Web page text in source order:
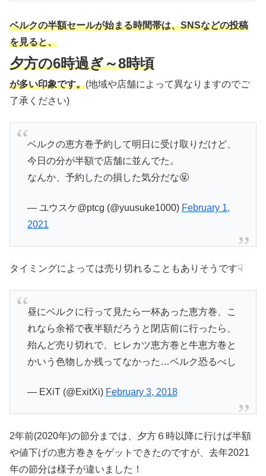
ベルクの半額セールが始まる時間帯は、SNSなどの投稿
を見ると、
夕方の6時過ぎ～8時頃
が多い印象です。(地域や店舗によって異なりますのでご
了承ください)
ベルクの恵方巻予約して明日に受け取りだけど、
今日の分が半額で店舗に並んでた。
なんか、予約したの損した気分だな🤬
— ユウスケ@ptcg (@yuusuke1000) February 1,
2021
タイミングによっては売り切れることもありそうです☟
昼にベルクに行って見たら一杯あった恵方巻、こ
れなら余裕で夜半額だろうと閉店前に行ったら、
殆んど売り切れで、ヒレカツ恵方巻と牛恵方巻と
かいう色物しか残ってなかった…ベルク恐るべし
— EXiT (@ExitXi) February 3, 2018
2年前(2020年)の節分までは、夕方６時以降に行けば半額
や値下げの恵方巻きをゲットできたのですが、去年2021
年の節分は様子が違いました！